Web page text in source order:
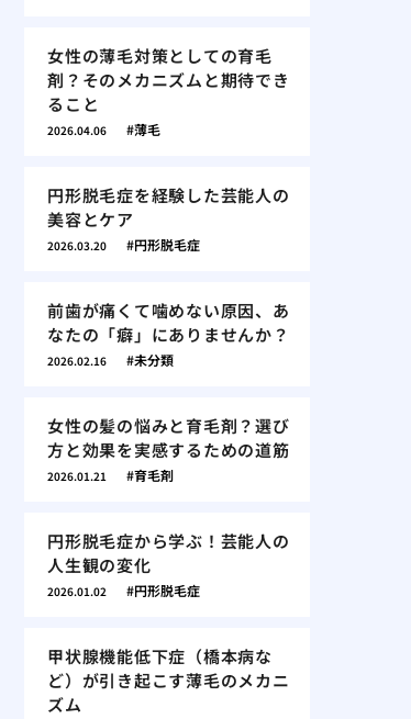
女性の薄毛対策としての育毛
剤？そのメカニズムと期待でき
ること
2026.04.06 薄毛
円形脱毛症を経験した芸能人の
美容とケア
2026.03.20 円形脱毛症
前歯が痛くて噛めない原因、あ
なたの「癖」にありませんか？
2026.02.16 未分類
女性の髪の悩みと育毛剤？選び
方と効果を実感するための道筋
2026.01.21 育毛剤
円形脱毛症から学ぶ！芸能人の
人生観の変化
2026.01.02 円形脱毛症
甲状腺機能低下症（橋本病な
ど）が引き起こす薄毛のメカニ
ズム